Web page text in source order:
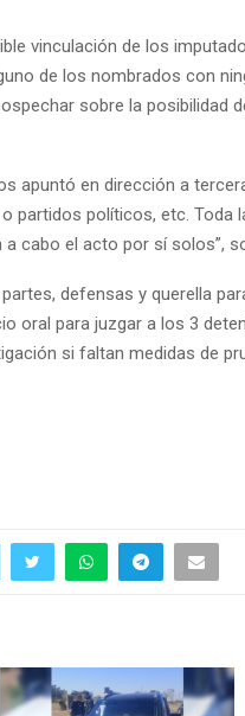
vinculación de los
de los nombrados con
sobre la posibilidad
apuntó en dirección a
partidos políticos, etc. Toda
cabo el acto por sí solos”,
defensas y querella
oral para juzgar a los 3
si faltan medidas de